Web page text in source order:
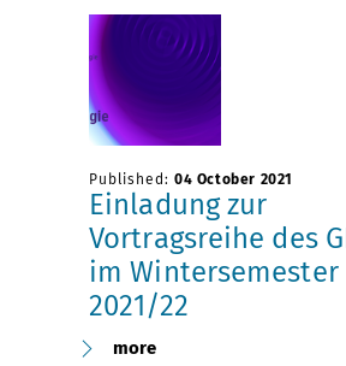
Published: 04 October 2021
Einladung zur
Vortragsreihe des
im Wintersemester
2021/22
more